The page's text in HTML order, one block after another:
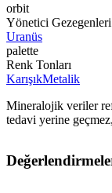
orbit
Yönetici Gezegenleri
Uranüs
palette
Renk Tonları
KarışıkMetalik
Mineralojik veriler
tedavi yerine